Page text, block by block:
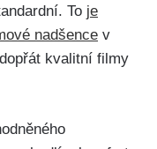
To je
nadšence v
kvalitní filmy